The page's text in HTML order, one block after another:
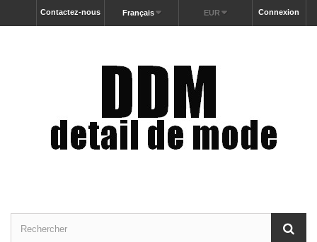
Connexion
EUR
Français
Contactez-nous